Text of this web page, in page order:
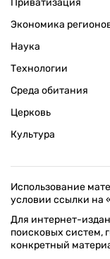
Приватизация
Экономика
Наука
Технологии
Среда обитания
Церковь
Культура
Использование
условии ссылки на
Для интернет-
поисковых систем,
конкретный